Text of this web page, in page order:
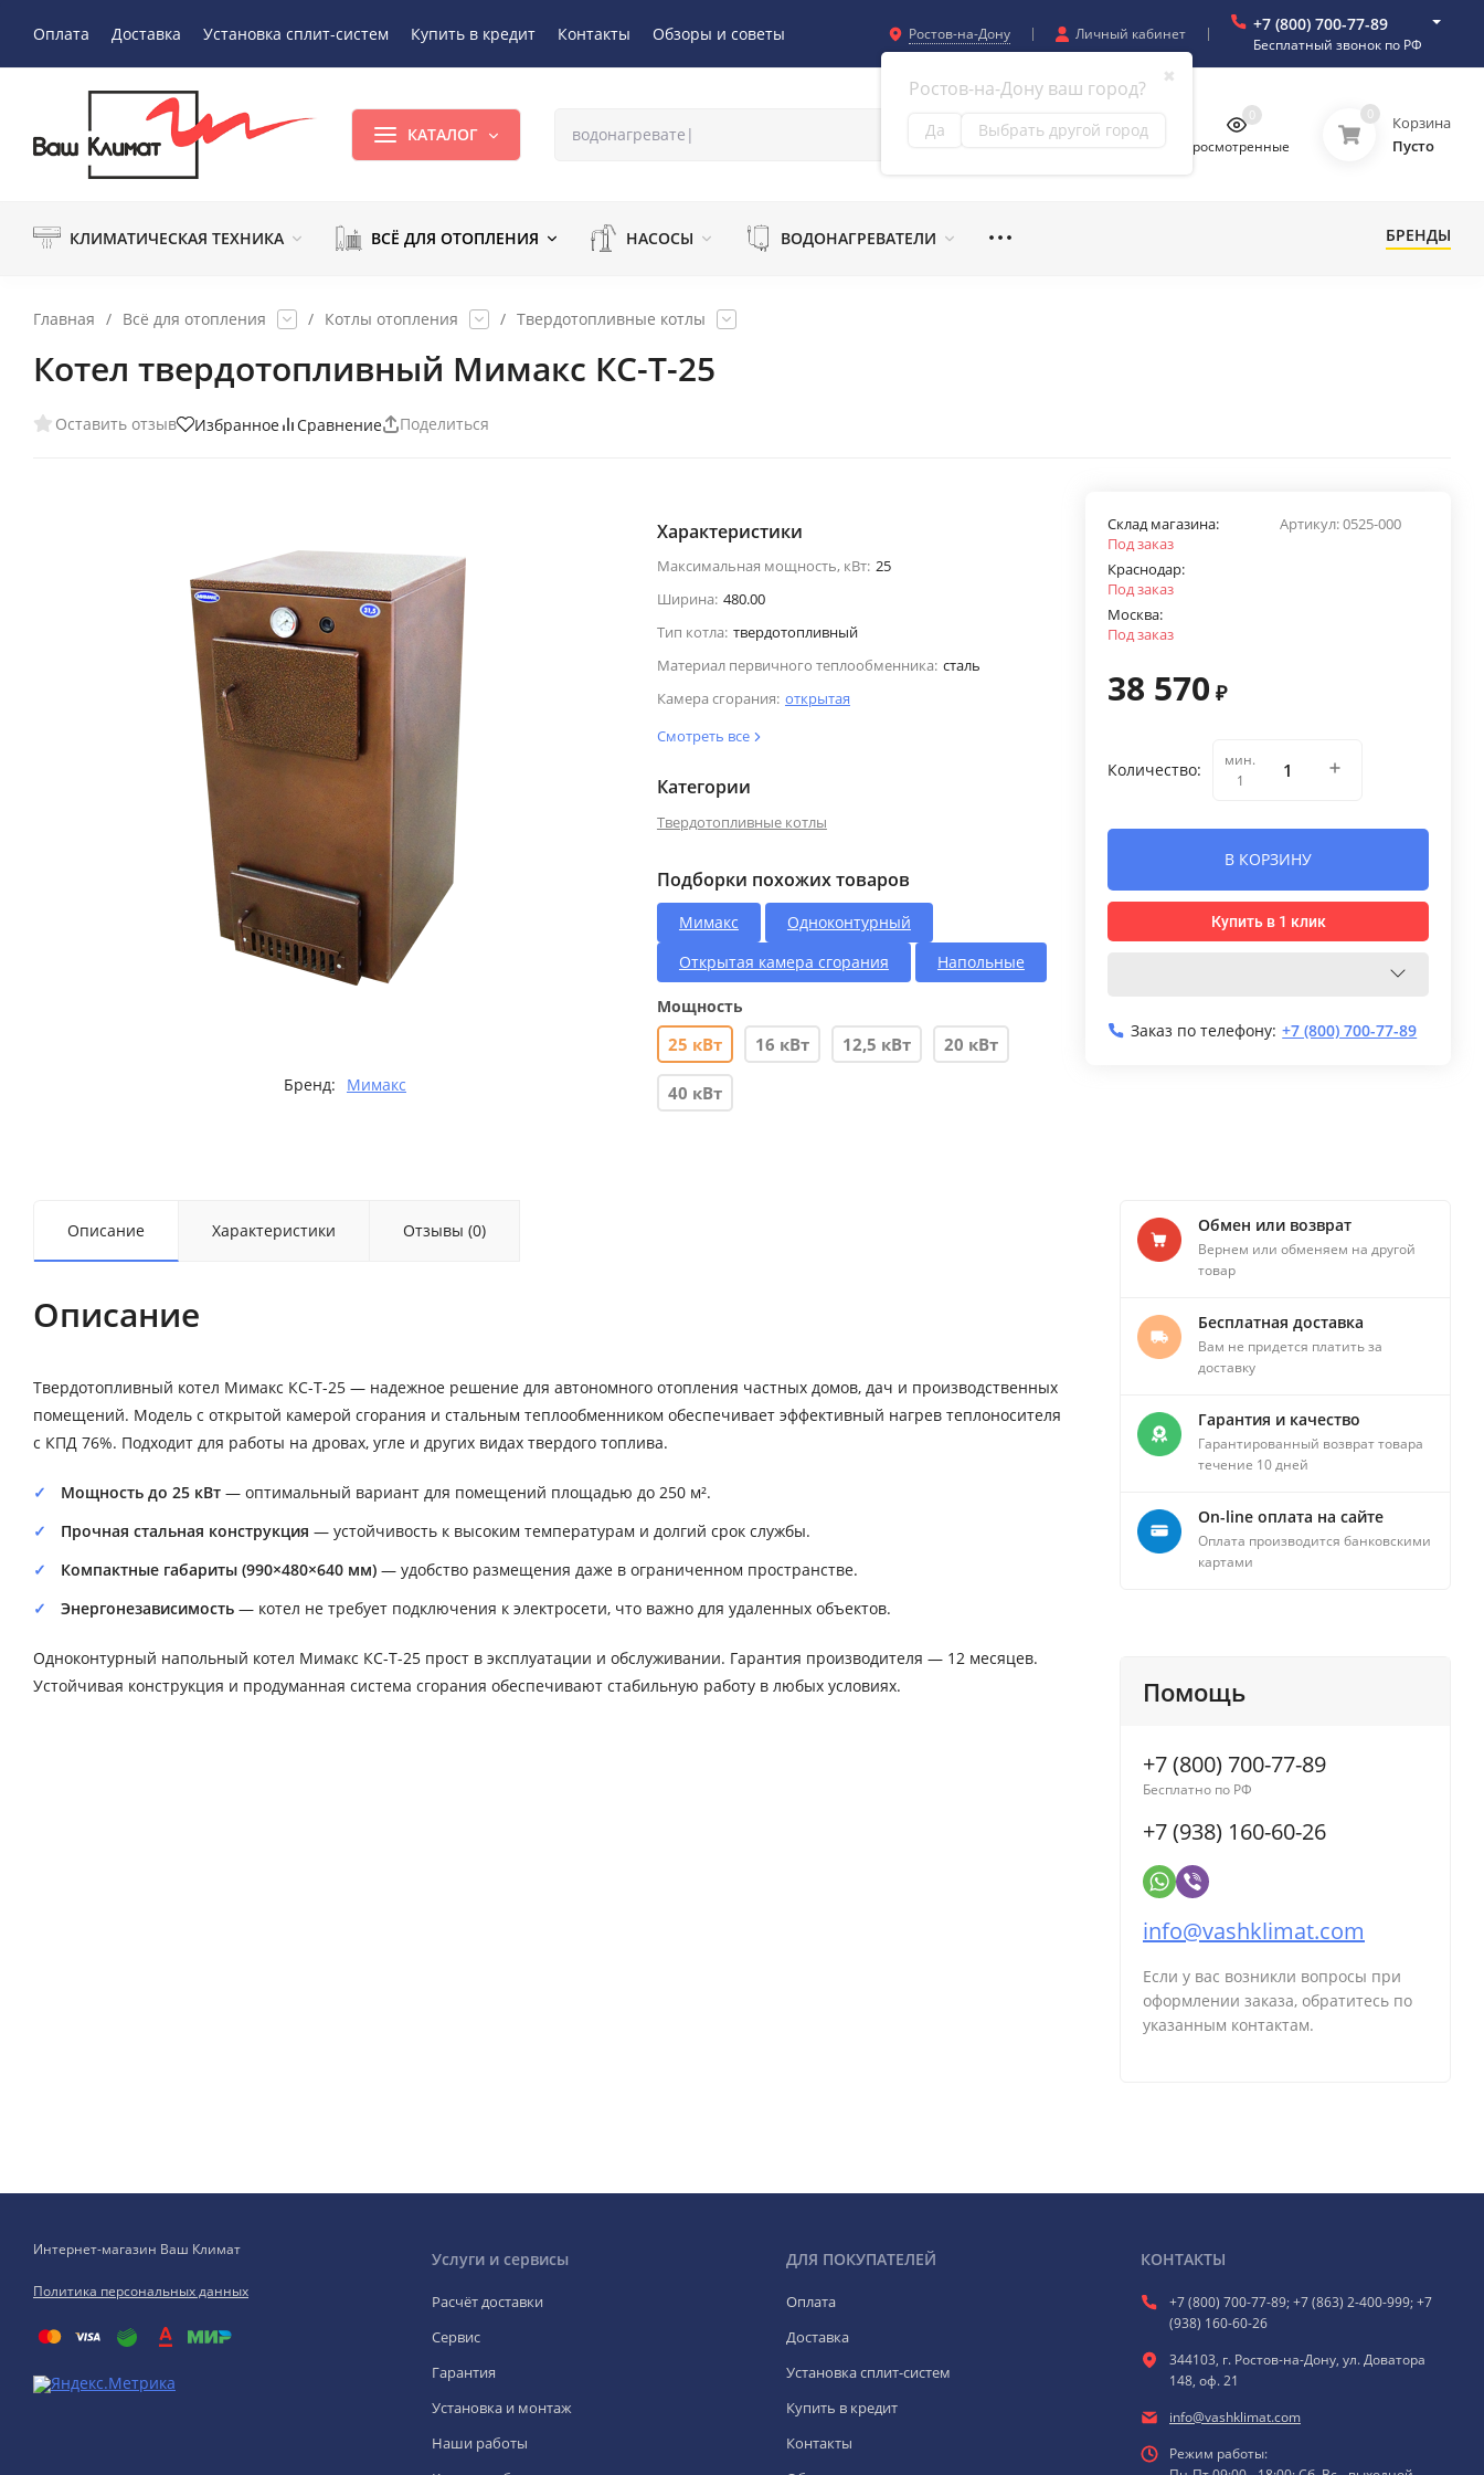
Оплата Доставка Установка сплит-систем Купить в кредит Контакты Обзоры и советы Ростов-на-Дону
✖
Ростов-на-Дону ваш город?
Да Выбрать другой город
Личный кабинет +7 (800) 700-77-89
Бесплатный звонок по РФ
КАТАЛОГ
Просмотренные
0 0
Корзина
Пусто
КЛИМАТИЧЕСКАЯ ТЕХНИКА ВСЁ ДЛЯ ОТОПЛЕНИЯ НАСОСЫ ВОДОНАГРЕВАТЕЛИ БРЕНДЫ
Главная / Всё для отопления / Котлы отопления / Твердотопливные котлы
Котел твердотопливный Мимакс КС-Т-25
Оставить отзыв Избранное Сравнение Поделиться
Бренд: Мимакс
Характеристики
Максимальная мощность, кВт: 25
Ширина: 480.00
Тип котла: твердотопливный
Материал первичного теплообменника: сталь
Камера сгорания: открытая
Смотреть все
Категории
Твердотопливные котлы
Подборки похожих товаров
Мимакс
Одноконтурный
Открытая камера сгорания
Напольные
Мощность
25 кВт 16 кВт 12,5 кВт 20 кВт
40 кВт
Артикул:0525-000
Склад магазина:
Под заказ
Краснодар:
Под заказ
Москва:
Под заказ
38 570 ₽
Количество:
мин.
1
В КОРЗИНУ
Купить в 1 клик
Заказ по телефону: +7 (800) 700-77-89
Описание Характеристики Отзывы (0)
Описание
Твердотопливный котел Мимакс КС-Т-25 — надежное решение для автономного отопления частных домов, дач и производственных
помещений. Модель с открытой камерой сгорания и стальным теплообменником обеспечивает эффективный нагрев теплоносителя
с КПД 76%. Подходит для работы на дровах, угле и других видах твердого топлива.
Мощность до 25 кВт — оптимальный вариант для помещений площадью до 250 м².
Прочная стальная конструкция — устойчивость к высоким температурам и долгий срок службы.
Компактные габариты (990×480×640 мм) — удобство размещения даже в ограниченном пространстве.
Энергонезависимость — котел не требует подключения к электросети, что важно для удаленных объектов.
Одноконтурный напольный котел Мимакс КС-Т-25 прост в эксплуатации и обслуживании. Гарантия производителя — 12 месяцев.
Устойчивая конструкция и продуманная система сгорания обеспечивают стабильную работу в любых условиях.
Обмен или возврат
Вернем или обменяем на другой
товар
Бесплатная доставка
Вам не придется платить за
доставку
Гарантия и качество
Гарантированный возврат товара
течение 10 дней
On-line оплата на сайте
Оплата производится банковскими
картами
Помощь
+7 (800) 700-77-89
Бесплатно по РФ
+7 (938) 160-60-26
info@vashklimat.com
Если у вас возникли вопросы при
оформлении заказа, обратитесь по
указанным контактам.
Интернет-магазин Ваш Климат
Политика персональных данных
Услуги и сервисы
Расчёт доставки
Сервис
Гарантия
Установка и монтаж
Наши работы
ДЛЯ ПОКУПАТЕЛЕЙ
Оплата
Доставка
Установка сплит-систем
Купить в кредит
Контакты
КОНТАКТЫ
+7 (800) 700-77-89; +7 (863) 2-400-999; +7
(938) 160-60-26
344103, г. Ростов-на-Дону, ул. Доватора
148, оф. 21
info@vashklimat.com
Режим работы: